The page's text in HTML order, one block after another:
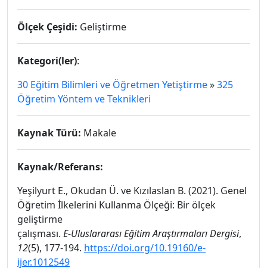
Ölçek Çeşidi: Geliştirme
Kategori(ler):
30 Eğitim Bilimleri ve Öğretmen Yetiştirme»325
Öğretim Yöntem ve Teknikleri
Kaynak Türü: Makale
Kaynak/Referans:
Yeşilyurt E., Okudan Ü. ve Kızılaslan B. (2021). Genel
Öğretim İlkelerini Kullanma Ölçeği: Bir ölçek
geliştirme
çalışması. E-Uluslararası Eğitim Araştırmaları Dergisi,
12(5), 177-194. https://doi.org/10.19160/e-
ijer.1012549